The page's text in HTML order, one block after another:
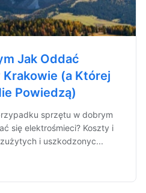
Jak Oddać
(a Której
Powiedzą)
sprzętu w dobrym
się elektrośmieci? Koszty i
i uszkodzonyc...